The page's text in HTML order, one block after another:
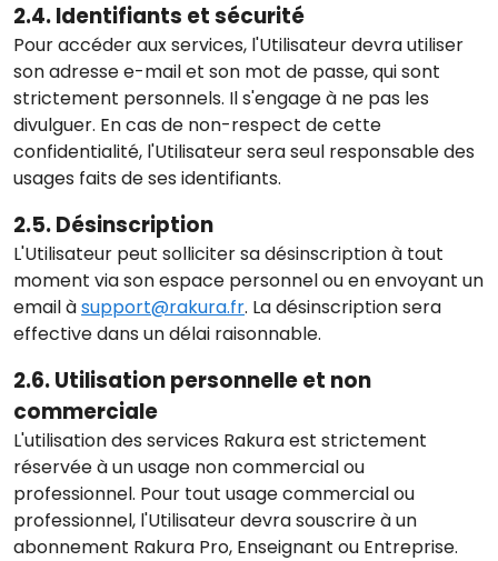
2.4. Identifiants et sécurité
Pour accéder aux services, l'Utilisateur devra utiliser
son adresse e-mail et son mot de passe, qui sont
strictement personnels. Il s'engage à ne pas les
divulguer. En cas de non-respect de cette
confidentialité, l'Utilisateur sera seul responsable des
usages faits de ses identifiants.
2.5. Désinscription
L'Utilisateur peut solliciter sa désinscription à tout
moment via son espace personnel ou en envoyant un
email àsupport@rakura.fr. La désinscription sera
effective dans un délai raisonnable.
2.6. Utilisation personnelle et non
commerciale
L'utilisation des services Rakura est strictement
réservée à un usage non commercial ou
professionnel. Pour tout usage commercial ou
professionnel, l'Utilisateur devra souscrire à un
abonnement Rakura Pro, Enseignant ou Entreprise.